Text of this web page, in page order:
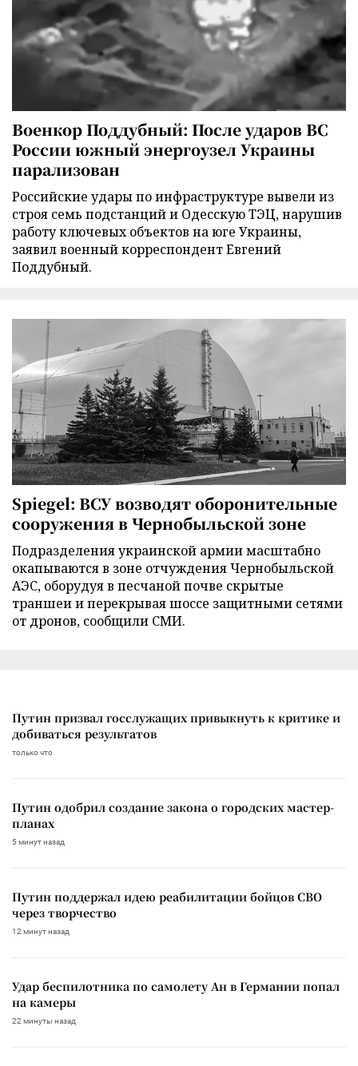
Военкор Поддубный: После ударов ВС
России южный энергоузел Украины
парализован
Российские удары по инфраструктуре вывели из
строя семь подстанций и Одесскую ТЭЦ, нарушив
работу ключевых объектов на юге Украины,
заявил военный корреспондент Евгений
Поддубный.
Spiegel: ВСУ возводят оборонительные
сооружения в Чернобыльской зоне
Подразделения украинской армии масштабно
окапываются в зоне отчуждения Чернобыльской
АЭС, оборудуя в песчаной почве скрытые
траншеи и перекрывая шоссе защитными сетями
от дронов, сообщили СМИ.
Путин призвал госслужащих привыкнуть к критике и
добиваться результатов
только что
Путин одобрил создание закона о городских мастер-
планах
5 минут назад
Путин поддержал идею реабилитации бойцов СВО
через творчество
12 минут назад
Удар беспилотника по самолету Ан в Германии попал
на камеры
22 минуты назад